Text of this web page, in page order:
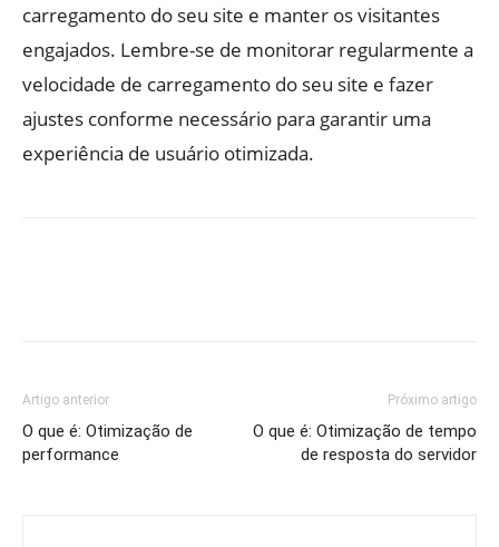
carregamento do seu site e manter os visitantes
engajados. Lembre-se de monitorar regularmente a
velocidade de carregamento do seu site e fazer
ajustes conforme necessário para garantir uma
experiência de usuário otimizada.
Artigo anterior
O que é: Otimização de
performance
Próximo artigo
O que é: Otimização de tempo
de resposta do servidor